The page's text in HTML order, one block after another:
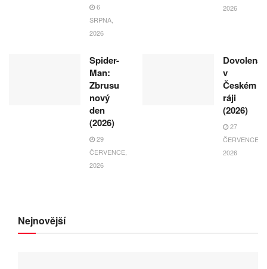
6
SRPNA,
2026
2026
Spider-
Man:
Zbrusu
nový
den
(2026)
29
ČERVENCE,
2026
Dovolená
v
Českém
ráji
(2026)
27
ČERVENCE,
2026
Nejnovější